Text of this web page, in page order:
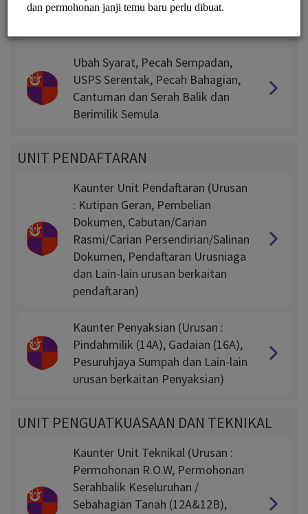
KAVEAT, Geran Hilang &
Ubah Syarat, Pecah Sempadan,
USPS Serentak, Pecah Bahagian,
Cantuman dan Serah Balik dan
Berimilik Semula
UNIT PENDAFTARAN
Kaunter Unit Pendaftaran (Urusan
: Kutipan Geran, Pembelian
Dokumen, Cabutan/Carian
Rasmi/Carian Persendirian/Salinan
Dokumen, Pendaftaran Urusniaga
dan Lain-lain urusan berkaitan
pendaftaran)
Kaunter Penyaksian (Urusan :
Pindahmilik (14A), Gadaian (16A),
Pesuruhjaya Sumpah dan Lain-lain
urusan berkaitan Penyaksian)
UNIT PENGUATKUASAAN DAN TEKNIKAL
Kaunter Unit Teknikal (Urusan :
Permohonan R.O.W, Permohonan
Serahbalik Keseluruhan /
Sebahagian Tanah (12A&12B),